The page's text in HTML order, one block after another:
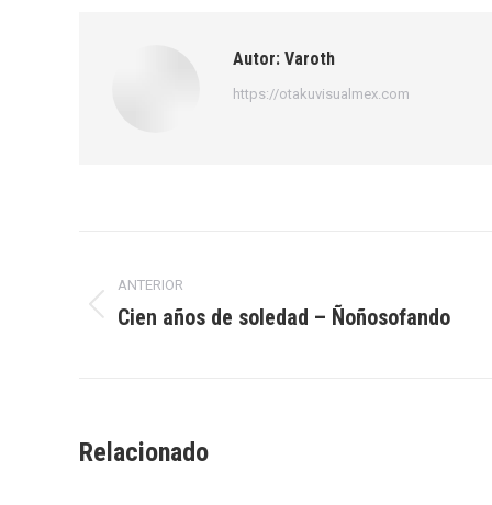
Autor: Varoth
https://otakuvisualmex.com
entre
ANTERIOR
Publicación
Cien años de soledad – Ñoñosofando
Relacionado